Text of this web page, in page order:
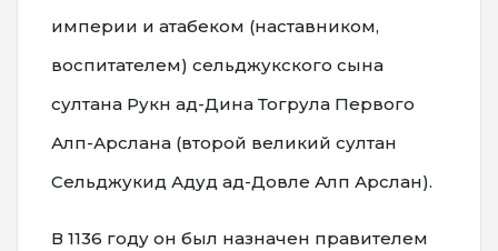
империи и атабеком (наставником,
воспитателем) сельджукского сына
султана Рукн ад-Дина Тогрула Первого
Алп-Арслана (второй великий султан
Сельджукид Адуд ад-Довле Алп Арслан).
В 1136 году он был назначен правителем